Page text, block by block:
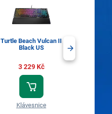
Turtle Beach Vulcan II
Black US
3 229 Kč
Klávesnice
X Green Switch